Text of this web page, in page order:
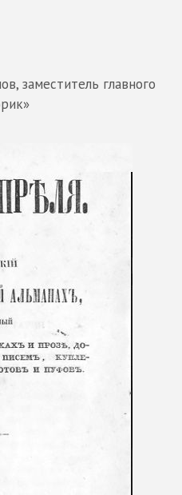
заместитель главного